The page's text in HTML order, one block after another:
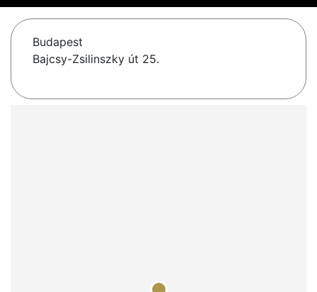
Budapest
Bajcsy-Zsilinszky út 25.